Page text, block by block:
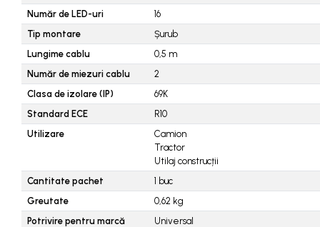
Piese semanatoare
Remorci auto
Vidanja si irigatii
Cuple
Diverse
Furtunuri
Pompe
Zootehnie
Număr de LED-uri
16
Tip montare
Șurub
Lungime cablu
0,5 m
Număr de miezuri cablu
2
Clasa de izolare (IP)
69K
Standard ECE
R10
Utilizare
Camion
Tractor
Utilaj construcții
Cantitate pachet
1 buc
Greutate
0,62 kg
Potrivire pentru marcă
Universal